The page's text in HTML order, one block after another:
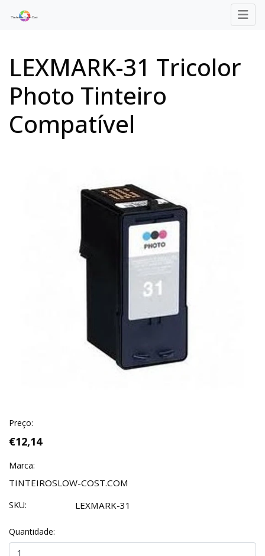
LEXMARK-31 Tricolor
Photo Tinteiro
Compatível
Preço:
€12,14
Marca:
TINTEIROSLOW-COST.COM
SKU: LEXMARK-31
Quantidade: